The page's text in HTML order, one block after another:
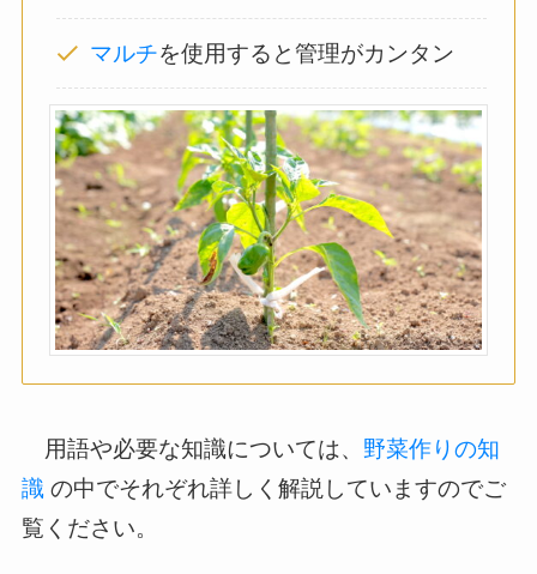
マルチを使用すると管理がカンタン
用語や必要な知識については、 野菜作りの知
識の中でそれぞれ詳しく解説していますのでご
覧ください。